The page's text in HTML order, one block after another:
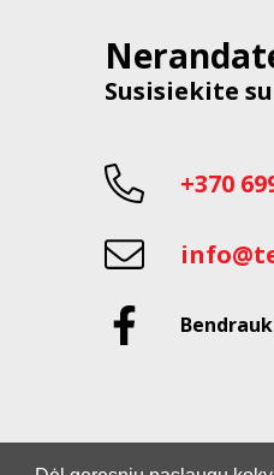
Susisiekite
+370